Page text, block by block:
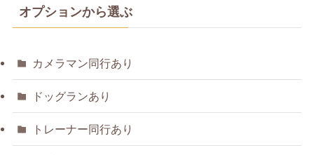
オプションから選ぶ
カメラマン同行あり
ドッグランあり
トレーナー同行あり